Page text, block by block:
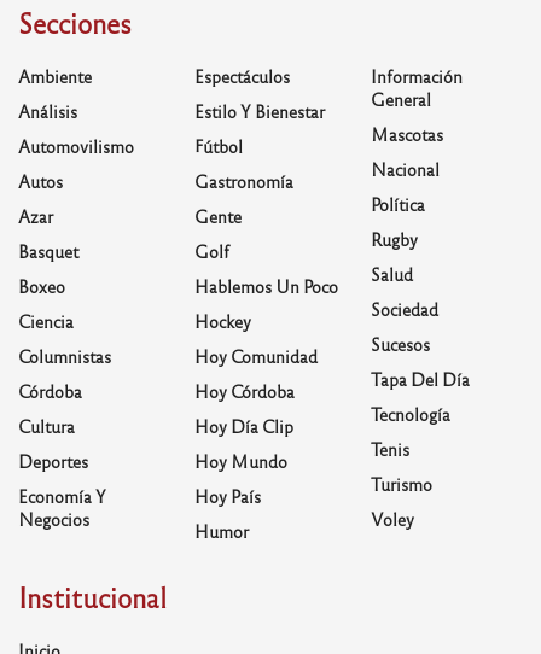
Secciones
Ambiente
Análisis
Automovilismo
Autos
Azar
Basquet
Boxeo
Ciencia
Columnistas
Córdoba
Cultura
Deportes
Economía Y
Negocios
Espectáculos
Estilo Y Bienestar
Fútbol
Gastronomía
Gente
Golf
Hablemos Un Poco
Hockey
Hoy Comunidad
Hoy Córdoba
Hoy Día Clip
Hoy Mundo
Hoy País
Humor
Información
General
Mascotas
Nacional
Política
Rugby
Salud
Sociedad
Sucesos
Tapa Del Día
Tecnología
Tenis
Turismo
Voley
Institucional